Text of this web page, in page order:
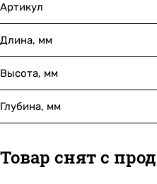
Артикул
Длина, мм
Высота, мм
Глубина, мм
Товар снят с